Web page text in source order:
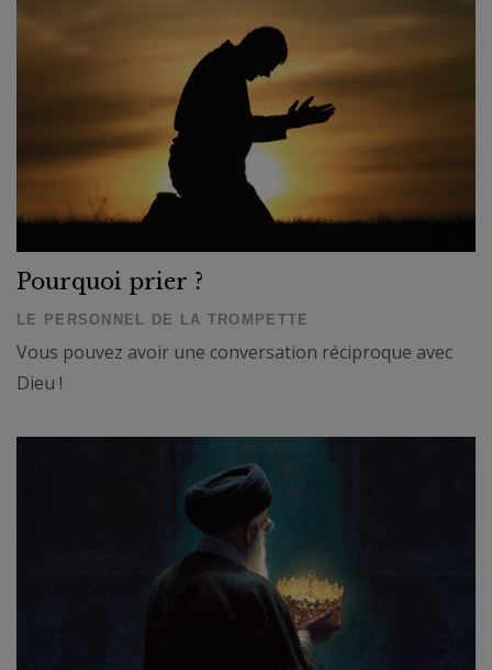
Pourquoi prier ?
LE PERSONNEL DE LA TROMPETTE
Vous pouvez avoir une conversation réciproque avec
Dieu !